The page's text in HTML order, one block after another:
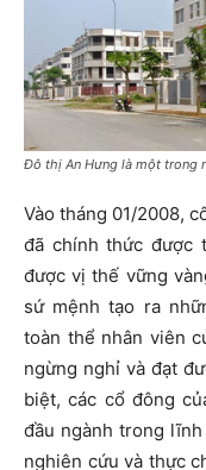
Đô thị An Hưng là một trong
Vào tháng 01/2008,
đã chính thức được
được vị thế vững
sứ mệnh tạo ra
toàn thể nhân viên
ngừng nghỉ và đạt
biệt, các cổ đông
đầu ngành trong
nghiên cứu và thực